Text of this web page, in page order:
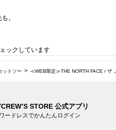
。
ックしています
ットソー ≪WEB限定≫THE NORTH FACE / ザ
STORE 公式アプリ
ードレスでかんたんログイン